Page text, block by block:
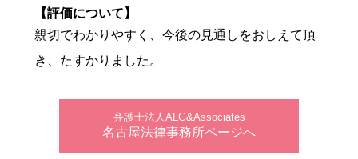
【評価について】
親切でわかりやすく、今後の見通しをおしえて頂
き、たすかりました。
弁護士法人ALG&Associates
名古屋法律事務所ページへ